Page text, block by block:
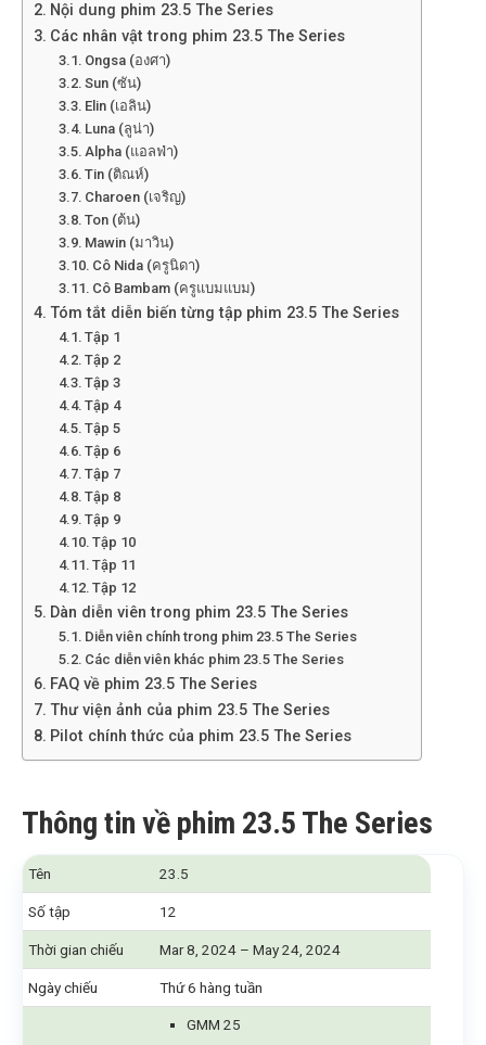
Nội dung phim 23.5 The Series
Các nhân vật trong phim 23.5 The Series
Ongsa (องศา)
Sun (ซัน)
Elin (เอลิน)
Luna (ลูน่า)
Alpha (แอลฟ่า)
Tin (ติณห์)
Charoen (เจริญ)
Ton (ต้น)
Mawin (มาวิน)
Cô Nida (ครูนิดา)
Cô Bambam (ครูแบมแบม)
Tóm tắt diễn biến từng tập phim 23.5 The Series
Tập 1
Tập 2
Tập 3
Tập 4
Tập 5
Tập 6
Tập 7
Tập 8
Tập 9
Tập 10
Tập 11
Tập 12
Dàn diễn viên trong phim 23.5 The Series
Diễn viên chính trong phim 23.5 The Series
Các diễn viên khác phim 23.5 The Series
FAQ về phim 23.5 The Series
Thư viện ảnh của phim 23.5 The Series
Pilot chính thức của phim 23.5 The Series
Thông tin về phim 23.5 The Series
Tên 23.5
Số tập 12
Thời gian chiếu Mar 8, 2024 – May 24, 2024
Ngày chiếu Thứ 6 hàng tuần
GMM 25